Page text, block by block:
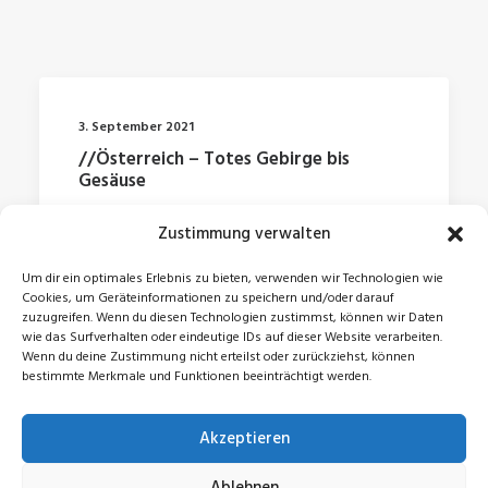
Zustimmung verwalten
Um dir ein optimales Erlebnis zu bieten, verwenden wir Technologien wie
Cookies, um Geräteinformationen zu speichern und/oder darauf
zuzugreifen. Wenn du diesen Technologien zustimmst, können wir Daten
wie das Surfverhalten oder eindeutige IDs auf dieser Website verarbeiten.
Wenn du deine Zustimmung nicht erteilst oder zurückziehst, können
bestimmte Merkmale und Funktionen beeinträchtigt werden.
Akzeptieren
3. September 2021
//Österreich – Totes Gebirge bis
Gesäuse
© 2026 Jonas Zeidler. All rights reserved